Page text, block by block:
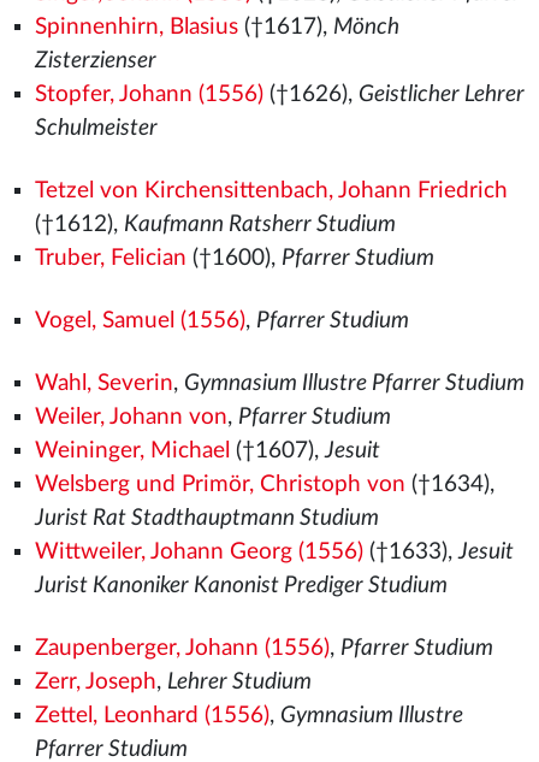
Spinnenhirn, Blasius(†1617), Mönch
Zisterzienser
Stopfer, Johann (1556)(†1626), Geistlicher Lehrer
Schulmeister
Tetzel von Kirchensittenbach, Johann Friedrich
(†1612), Kaufmann Ratsherr Studium
Truber, Felician (†1600), Pfarrer Studium
Vogel, Samuel (1556), Pfarrer Studium
Wahl, Severin, Gymnasium Illustre Pfarrer Studium
Weiler, Johann von, Pfarrer Studium
Weininger, Michael (†1607),Jesuit
Welsberg und Primör, Christoph von (†1634),
Jurist Rat Stadthauptmann Studium
Wittweiler, Johann Georg (1556)(†1633),Jesuit
Jurist Kanoniker Kanonist Prediger Studium
Zaupenberger, Johann (1556), Pfarrer Studium
Zerr, Joseph, Lehrer Studium
Zettel, Leonhard (1556), Gymnasium Illustre
Pfarrer Studium